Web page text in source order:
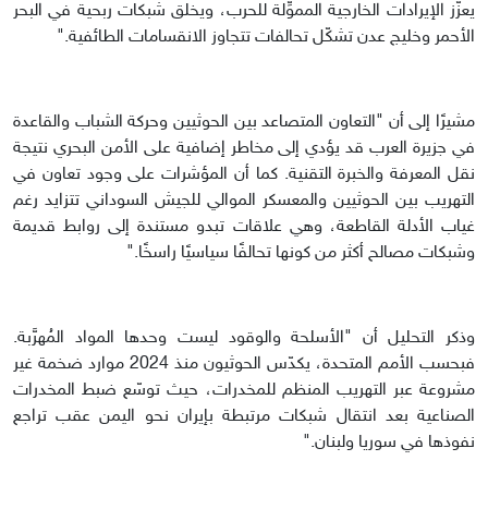
يعزّز الإيرادات الخارجية المموِّلة للحرب، ويخلق شبكات ربحية في البحر
الأحمر وخليج عدن تشكّل تحالفات تتجاوز الانقسامات الطائفية."
مشيرًا إلى أن "التعاون المتصاعد بين الحوثيين وحركة الشباب والقاعدة
في جزيرة العرب قد يؤدي إلى مخاطر إضافية على الأمن البحري نتيجة
نقل المعرفة والخبرة التقنية. كما أن المؤشرات على وجود تعاون في
التهريب بين الحوثيين والمعسكر الموالي للجيش السوداني تتزايد رغم
غياب الأدلة القاطعة، وهي علاقات تبدو مستندة إلى روابط قديمة
وشبكات مصالح أكثر من كونها تحالفًا سياسيًا راسخًا."
وذكر التحليل أن "الأسلحة والوقود ليست وحدها المواد المُهرَّبة.
فبحسب الأمم المتحدة، يكدّس الحوثيون منذ 2024 موارد ضخمة غير
مشروعة عبر التهريب المنظم للمخدرات، حيث توسّع ضبط المخدرات
الصناعية بعد انتقال شبكات مرتبطة بإيران نحو اليمن عقب تراجع
نفوذها في سوريا ولبنان."